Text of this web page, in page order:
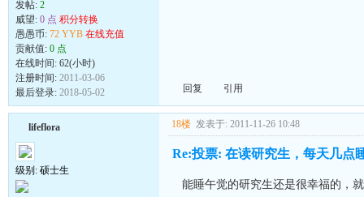
发帖: 2
威望: 0 点 积分转换
愚愚币: 72 YYB 在线充值
贡献值: 0 点
在线时间: 62(小时)
注册时间: 2011-03-06
最后登录: 2018-05-02 回复 引用
lifeflora
级别: 硕士生
18楼 发表于: 2011-11-26 10:48
Re:投票: 在读研究生，每天几点
能睡午觉的研究生还是很幸福的，